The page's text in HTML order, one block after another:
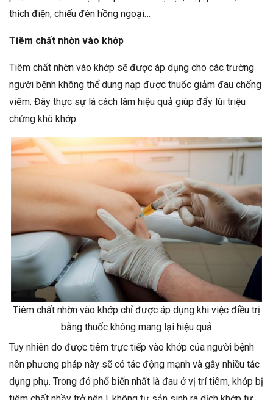
thích điện, chiếu đèn hồng ngoại…
Tiêm chất nhờn vào khớp
Tiêm chất nhờn vào khớp sẽ được áp dụng cho các trường
người bệnh không thể dung nạp được thuốc giảm đau chống
viêm. Đây thực sự là cách làm hiệu quả giúp đẩy lùi triệu
chứng khô khớp.
Tiêm chất nhờn vào khớp chỉ được áp dụng khi việc điều trị
bằng thuốc không mang lại hiệu quả
Tuy nhiên do được tiêm trực tiếp vào khớp của người bệnh
nên phương pháp này sẽ có tác động mạnh và gây nhiều tác
dụng phụ. Trong đó phổ biến nhất là đau ở vị trí tiêm, khớp bị